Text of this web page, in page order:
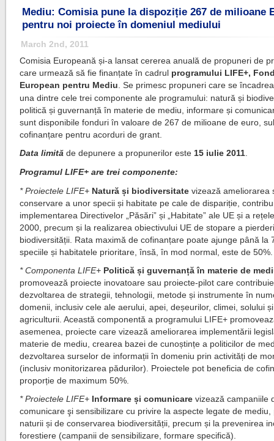
Mediu: Comisia pune la dispoziție 267 de milioane
pentru noi proiecte în domeniul mediului
March 2nd, 2011
Comisia Europeană și-a lansat cererea anuală de propuneri de
care urmează să fie finanțate în cadrul programului LIFE+,
European pentru Mediu .Se primesc propuneri care se
una dintre cele trei componente ale programului: natură și
politică și guvernanță în materie de mediu, informare și
sunt disponibile fonduri în valoare de 267 de milioane de euro,
cofinanțare pentru acorduri de grant.
Data limită de depunere a propunerilor este 15 iulie 2011
Programul LIFE+ are trei componente:
* Proiectele LIFE+ Natură și biodiversitatevizează ameliorarea
conservare a unor specii și habitate pe cale de dispariție,
implementarea Directivelor „Păsări” și „Habitate” ale UE și a
2000, precum și la realizarea obiectivului UE de stopare a
biodiversității. Rata maximă de cofinanțare poate ajunge până la
speciile și habitatele prioritare, însă, în mod normal, este de 50%.
* Componenta LIFE+ Politică și guvernanță în materie de
promovează proiecte inovatoare sau proiecte-pilot care
dezvoltarea de strategii, tehnologii, metode și instrumente în
domenii, inclusiv cele ale aerului, apei, deșeurilor, climei, solului și
agriculturii. Această componentă a programului LIFE+
asemenea, proiecte care vizează ameliorarea implementării
materie de mediu, crearea bazei de cunoștințe a politicilor de
dezvoltarea surselor de informații în domeniu prin activități de
(inclusiv monitorizarea pădurilor). Proiectele pot beneficia de
proporție de maximum 50%.
* Proiectele LIFE+ Informare și comunicarevizează campaniile
comunicare şi sensibilizare cu privire la aspecte legate de mediu,
naturii și de conservarea biodiversității, precum și la prevenirea
forestiere (campanii de sensibilizare, formare specifică).